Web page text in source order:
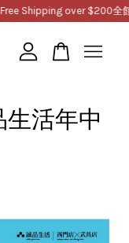
Shipping over $200全
活年中